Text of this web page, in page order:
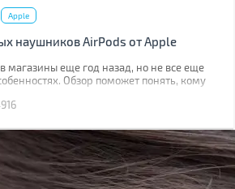
Apple
наушников AirPods от Apple
магазины еще год назад, но не все еще
Обзор поможет понять, кому